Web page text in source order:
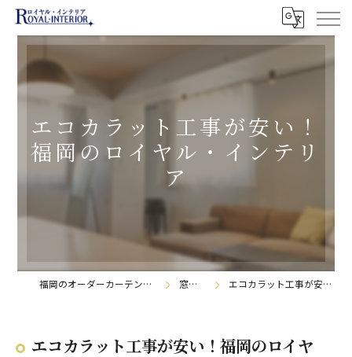
エコカラット工事が安い！
福岡のロイヤル・インテリ
ア
福岡のオーダーカーテンなら株式会社ロイヤル・インテリア 窓辺の日記帳 エコカラット工事が安い！福岡のロイヤル・インテリア
エコカラット工事が安い！福岡のロイヤ